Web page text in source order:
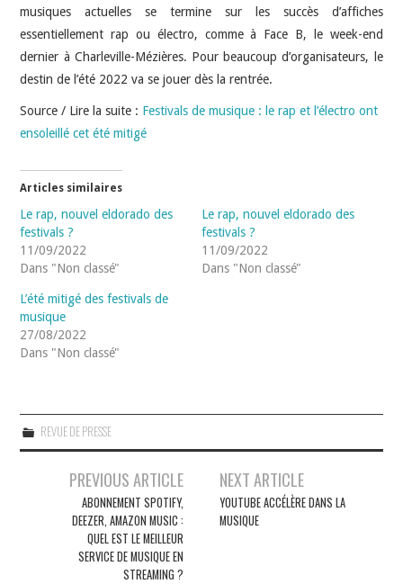
musiques actuelles se termine sur les succès d’affiches
essentiellement rap ou électro, comme à Face B, le week-end
dernier à Charleville-Mézières. Pour beaucoup d’organisateurs, le
destin de l’été 2022 va se jouer dès la rentrée.
Source / Lire la suite : Festivals de musique : le rap et l’électro ont
ensoleillé cet été mitigé
Articles similaires
Le rap, nouvel eldorado des
festivals ?
11/09/2022
Dans "Non classé"
Le rap, nouvel eldorado des
festivals ?
11/09/2022
Dans "Non classé"
L’été mitigé des festivals de
musique
27/08/2022
Dans "Non classé"
REVUE DE PRESSE
Navigation
articles
PREVIOUS ARTICLE
ABONNEMENT SPOTIFY,
DEEZER, AMAZON MUSIC :
QUEL EST LE MEILLEUR
SERVICE DE MUSIQUE EN
STREAMING ?
NEXT ARTICLE
YOUTUBE ACCÉLÈRE DANS LA
MUSIQUE